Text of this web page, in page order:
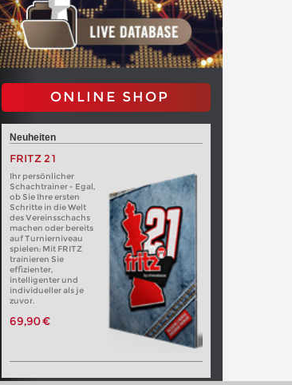
ONLINE SHOP
Neuheiten
FRITZ 21
Ihr persönlicher
Schachtrainer - Egal,
ob Sie Ihre ersten
Schritte in die Welt
des Vereinsschachs
machen oder bereits
auf Turnierniveau
spielen: Mit FRITZ
trainieren Sie
effizienter,
intelligenter und
individueller als je
zuvor.
69,90 €